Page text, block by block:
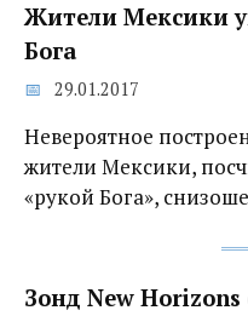
Жители Мексики
Бога
29.01.2017
Невероятное
жители Мексики,
«рукой Бога»,
Зонд New